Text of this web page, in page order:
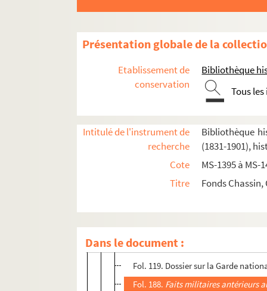
Présentation globale de la
Etablissement de
conservation
Bibliothèque
Tous
Intitulé de l'instrument de
recherche
Bibliothèque
(1831-1901),
Cote
MS-1395 à MS-
Titre
Fonds
Dans le document :
Souvenirs et textes historiques
2-MS-1396. Second Empire
2-MS-1397. Congrès de Berne et de
2-MS-1398. 1870-1871 (1re partie)
Fol. 1. Ensemble de documents
Fol. 88. Chassin.
Fol. 119. Dossier sur la Garde
Fol. 188. Faits militaires antérieurs